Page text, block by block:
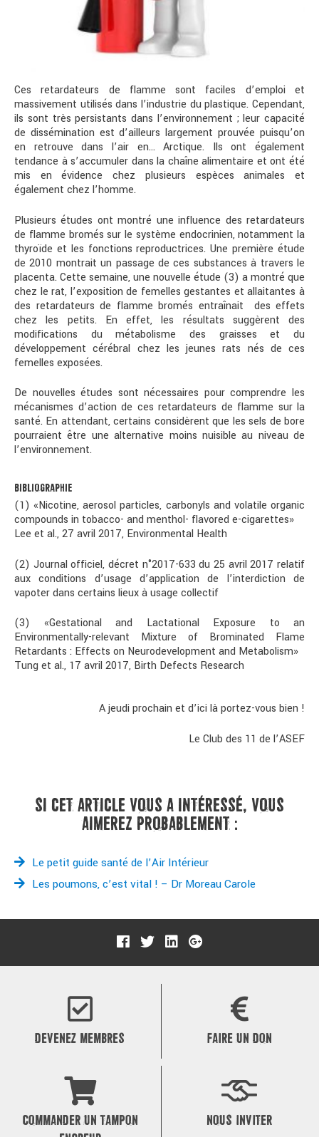
Ces retardateurs de flamme sont faciles d’emploi et
massivement utilisés dans l’industrie du plastique. Cependant,
ils sont très persistants dans l’environnement ; leur capacité
de dissémination est d’ailleurs largement prouvée puisqu’on
en retrouve dans l’air en… Arctique. Ils ont également
tendance à s’accumuler dans la chaîne alimentaire et ont été
mis en évidence chez plusieurs espèces animales et
également chez l’homme.
Plusieurs études ont montré une influence des retardateurs
de flamme bromés sur le système endocrinien, notamment la
thyroïde et les fonctions reproductrices. Une première étude
de 2010 montrait un passage de ces substances à travers le
placenta. Cette semaine, une nouvelle étude (3) a montré que
chez le rat, l’exposition de femelles gestantes et allaitantes à
des retardateurs de flamme bromés entraînait des effets
chez les petits. En effet, les résultats suggèrent des
modifications du métabolisme des graisses et du
développement cérébral chez les jeunes rats nés de ces
femelles exposées.
De nouvelles études sont nécessaires pour comprendre les
mécanismes d’action de ces retardateurs de flamme sur la
santé. En attendant, certains considèrent que les sels de bore
pourraient être une alternative moins nuisible au niveau de
l’environnement.
BIBLIOGRAPHIE
(1) «Nicotine, aerosol particles, carbonyls and volatile organic
compounds in tobacco- and menthol- flavored e-cigarettes»
Lee et al., 27 avril 2017, Environmental Health
(2) Journal officiel, décret n°2017-633 du 25 avril 2017 relatif
aux conditions d’usage d’application de l’interdiction de
vapoter dans certains lieux à usage collectif
(3) «Gestational and Lactational Exposure to an
Environmentally-relevant Mixture of Brominated Flame
Retardants : Effects on Neurodevelopment and Metabolism»
Tung et al., 17 avril 2017, Birth Defects Research
A jeudi prochain et d’ici là portez-vous bien !
Le Club des 11 de l’ASEF
SI CET ARTICLE VOUS A INTÉRESSÉ, VOUS
AIMEREZ PROBABLEMENT :
Le petit guide santé de l’Air Intérieur
Les poumons, c’est vital ! – Dr Moreau Carole
DEVENEZ MEMBRES FAIRE UN DON
COMMANDER UN TAMPON
NOUS INVITER